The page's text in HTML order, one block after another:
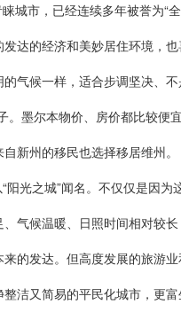
市，已经连续多年被誉为“全
发达的经济和美妙居住环境
气候一样，适合步调坚决、不
墨尔本物价、房价都比较便
自新州的移民也选择移居维
之城”闻名。不仅仅是因为
、气候温暖、日照时间相对
的发达。但高度发展的旅游
洁又简易的平民化城市，更